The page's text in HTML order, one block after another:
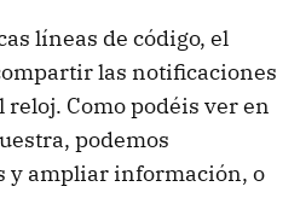
líneas de código, el
las notificaciones
Como podéis ver en
podemos
y ampliar información, o